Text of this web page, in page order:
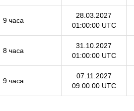
9 часа
28.03.2027
01:00:00 UTC
8 часа
31.10.2027
01:00:00 UTC
9 часа
07.11.2027
09:00:00 UTC